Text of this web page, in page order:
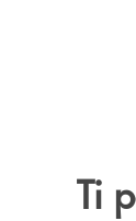
Ti